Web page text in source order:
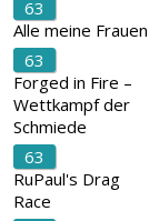
63
Alle meine Frauen
63
Forged in Fire –
Wettkampf der
Schmiede
63
RuPaul's Drag
Race